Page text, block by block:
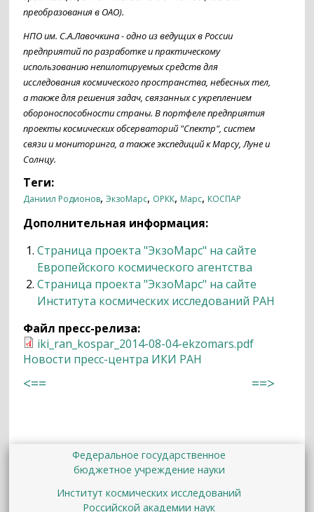
преобразования в ОАО).
НПО им. С.А.Лавочкина - одно из ведущих в России
предприятий по разработке и практическому
использованию непилотируемых средств для
исследования космического пространства, небесных тел,
а также для решения задач, связанных с укреплением
обороноспособности страны. В портфеле предприятия
проекты космических обсерваторий "Спектр", систем
связи и мониторинга, а также экспедиций к Марсу, Луне и
Солнцу.
Теги:
Даниил Родионов,ЭкзоМарс, ОРКК, Марс, КОСПАР
Дополнительная информация:
Страница проекта "ЭкзоМарс" на сайте
Европейского космического агентства
Страница проекта "ЭкзоМарс" на сайте
Института космических исследований РАН
Файл пресс-релиза:
iki_ran_kospar_2014-08-04-ekzomars.pdf
Новости пресс-центра ИКИ РАН
<== ==>
Федеральное государственное
бюджетное учреждение науки
Институт космических исследований
Российской академии наук